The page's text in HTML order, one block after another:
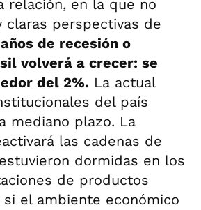
relación, en la que no
claras perspectivas de
de recesión o
volverá a crecer: se
del 2%. La actual
del país
mediano plazo. La
las cadenas de
dormidas en los
de productos
el ambiente económico